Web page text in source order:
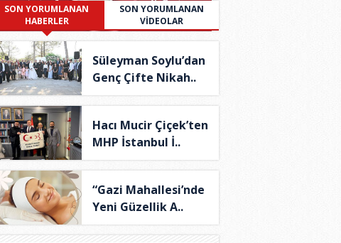
SON YORUMLANAN
HABERLER
SON YORUMLANAN
VİDEOLAR
Süleyman Soylu’dan
Genç Çifte Nikah..
Hacı Mucir Çiçek’ten
MHP İstanbul İ..
“Gazi Mahallesi’nde
Yeni Güzellik A..